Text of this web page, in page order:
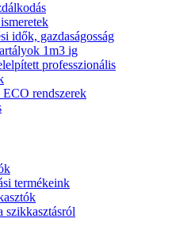
idők, gazdaságosság
1m3 ig
professzionális
rendszerek
termékeink
szikkasztásról